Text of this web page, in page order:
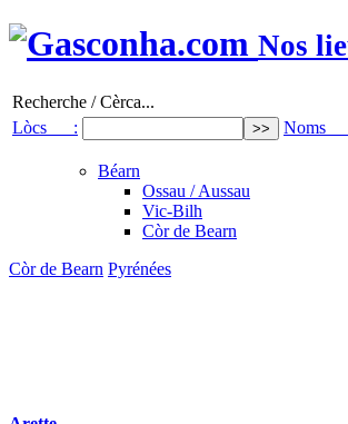
Nos
Recherche / Cèrca...
Lòcs :
Noms
Béarn
Ossau / Aussau
Vic-Bilh
Còr de Bearn
Còr de Bearn Pyrénées